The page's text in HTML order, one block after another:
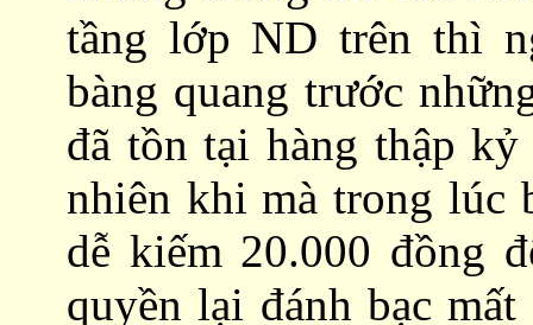
tầng lớp ND trên thì
bàng quang trước
đã tồn tại hàng thập
nhiên khi mà trong lúc
dễ kiếm 20.000 đồng
quyền lại đánh bạc